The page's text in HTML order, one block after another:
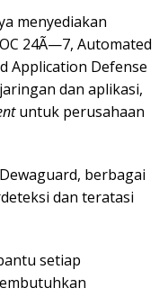
menyediakan
24Ã—7, Automated
Application Defense
dan aplikasi,
untuk perusahaan
berbagai
dan teratasi
setiap